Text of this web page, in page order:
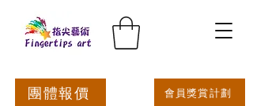
團體報價 會員獎賞計劃